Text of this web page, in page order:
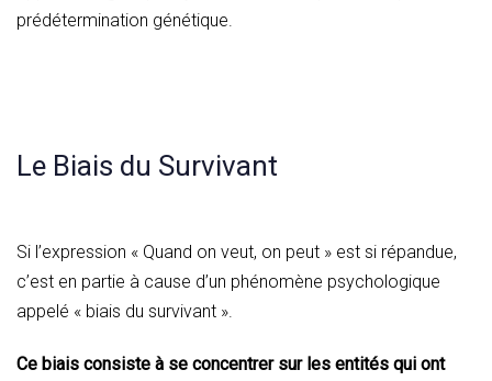
prédétermination génétique.
Le Biais du Survivant
Si l’expression « Quand on veut, on peut » est si répandue,
c’est en partie à cause d’un phénomène psychologique
appelé « biais du survivant ».
Ce biais consiste à se concentrer sur les entités qui ont